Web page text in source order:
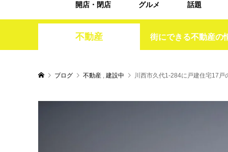
開店・閉店 グルメ 話題
不動産 街にできる不動産の
ブログ 不動産 , 建設中 川西市久代1-284に戸建住宅17戸